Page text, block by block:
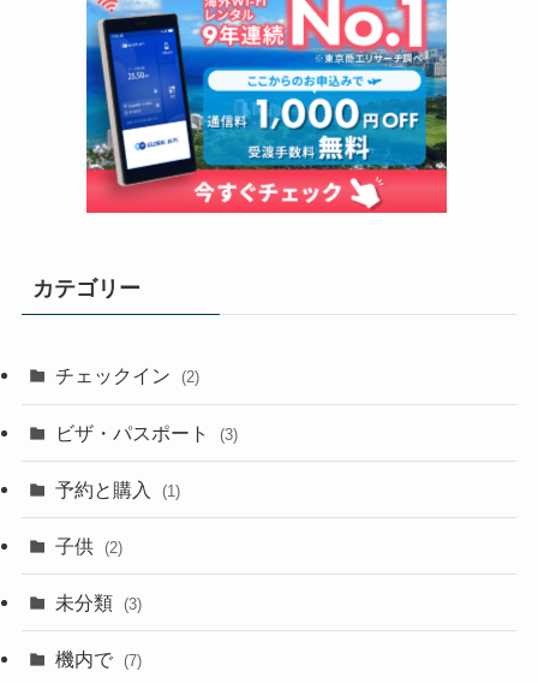
カテゴリー
チェックイン (2)
ビザ・パスポート (3)
予約と購入 (1)
子供 (2)
未分類 (3)
機内で (7)